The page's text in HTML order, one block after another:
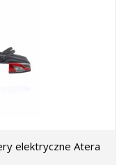
elektryczne Atera